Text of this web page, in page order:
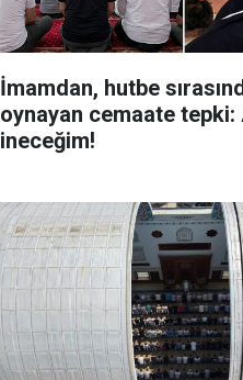
İmamdan, hutbe
oynayan cemaate tepki:
ineceğim!